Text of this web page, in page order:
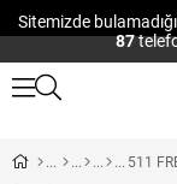
Sitemizde
87